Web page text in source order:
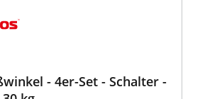
- 4er-Set - Schalter -